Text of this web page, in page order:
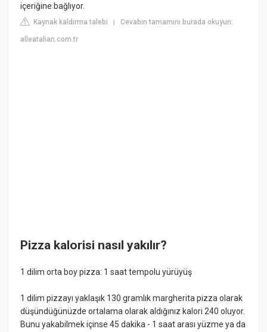
içeriğine bağlıyor.
Kaynak kaldırma talebi |Cevabın tamamını burada okuyun:
alleatalian.com.tr
Pizza kalorisi nasıl yakılır?
1 dilim orta boy pizza: 1 saat tempolu yürüyüş
1 dilim pizzayı yaklaşık 130 gramlık margherita pizza olarak
düşündüğünüzde ortalama olarak aldığınız kalori 240 oluyor.
Bunu yakabilmek içinse 45 dakika - 1 saat arası yüzme ya da